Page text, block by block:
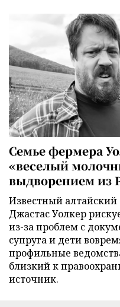
Семье фермера
«веселый
выдворением из
Известный
Джастас Уолкер
из-за проблем с
супруга и дети
профильные
близкий к
источник.